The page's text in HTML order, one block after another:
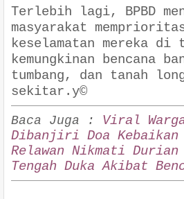
Terlebih lagi, BPBD
masyarakat
keselamatan mereka di
kemungkinan bencana
tumbang, dan tanah
sekitar.y©
Baca Juga : Viral
Dibanjiri Doa
Relawan Nikmati
Tengah Duka Akibat